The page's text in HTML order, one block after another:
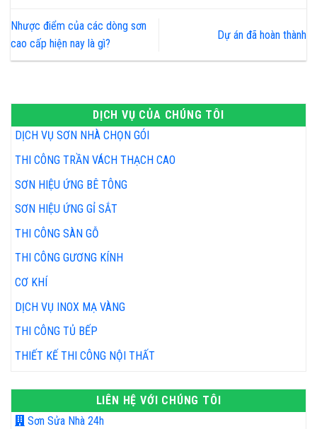
DỊCH VỤ CỦA CHÚNG TÔI
DỊCH VỤ SƠN NHÀ CHỌN GÓI
THI CÔNG TRẦN VÁCH THẠCH CAO
SƠN HIỆU ỨNG BÊ TÔNG
SƠN HIỆU ỨNG GỈ SẮT
THI CÔNG SÀN GỖ
THI CÔNG GƯƠNG KÍNH
CƠ KHÍ
DỊCH VỤ INOX MẠ VÀNG
THI CÔNG TỦ BẾP
THIẾT KẾ THI CÔNG NỘI THẤT
LIÊN HỆ VỚI CHÚNG TÔI
Sơn Sửa Nhà 24h
Nhược điểm của các dòng sơn
cao cấp hiện nay là gì?
Dự án đã hoàn thành